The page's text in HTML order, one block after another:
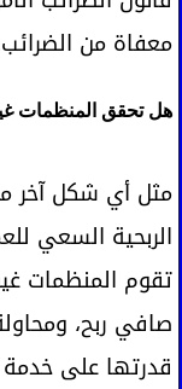
معفاة من
هل تحقق المنظمات
مثل أي شكل آخر
الربحية السعي
تقوم المنظمات
صافي ربح،
قدرتها على